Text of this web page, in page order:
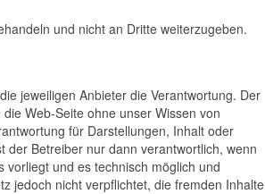
und nicht an Dritte weiterzugeben.
jeweiligen Anbieter die Verantwortung. Der
Web-Seite ohne unser Wissen von
für Darstellungen, Inhalt oder
der Betreiber nur dann verantwortlich, wenn
und es technisch möglich und
jedoch nicht verpflichtet, die fremden Inhalte